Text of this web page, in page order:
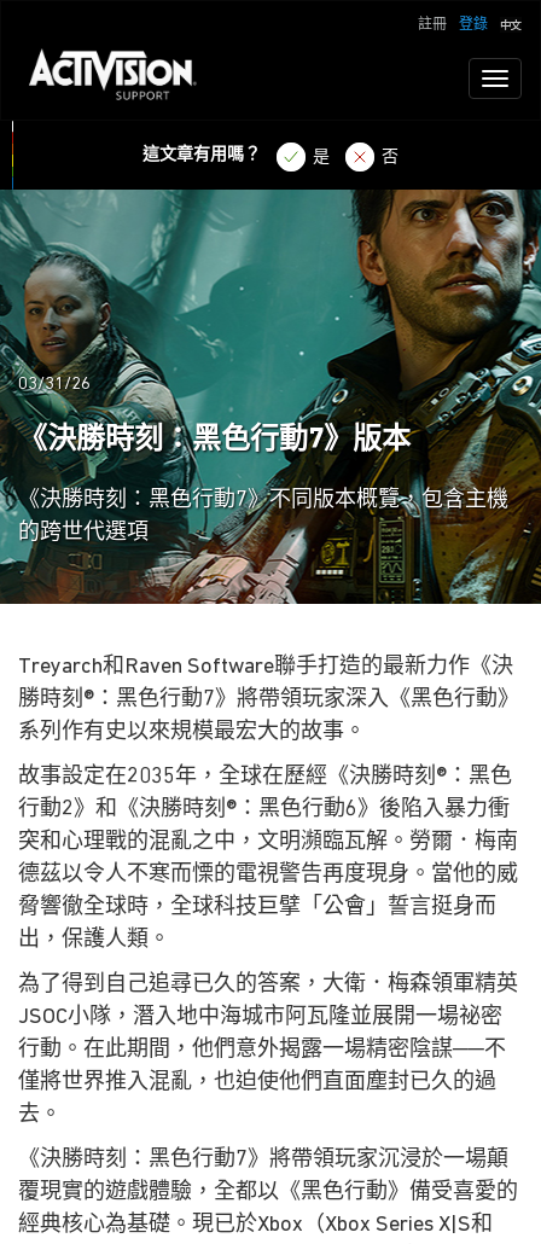
登錄
註冊
這文章有用嗎？ 是 否
03/31/26
《決勝時刻：黑色行動7》版本
《決勝時刻：黑色行動7》不同版本概覽，包含主機
的跨世代選項
Treyarch和Raven Software聯手打造的最新力作《決
勝時刻®：黑色行動7》將帶領玩家深入《黑色行動》
系列作有史以來規模最宏大的故事。
故事設定在2035年，全球在歷經《決勝時刻®：黑色
行動2》和《決勝時刻®：黑色行動6》後陷入暴力衝
突和心理戰的混亂之中，文明瀕臨瓦解。勞爾．梅南
德茲以令人不寒而慄的電視警告再度現身。當他的威
脅響徹全球時，全球科技巨擘「公會」誓言挺身而
出，保護人類。
為了得到自己追尋已久的答案，大衛．梅森領軍精英
JSOC小隊，潛入地中海城市阿瓦隆並展開一場祕密
行動。在此期間，他們意外揭露一場精密陰謀──不
僅將世界推入混亂，也迫使他們直面塵封已久的過
去。
《決勝時刻：黑色行動7》將帶領玩家沉浸於一場顛
覆現實的遊戲體驗，全都以《黑色行動》備受喜愛的
經典核心為基礎。現已於Xbox（Xbox Series X|S和